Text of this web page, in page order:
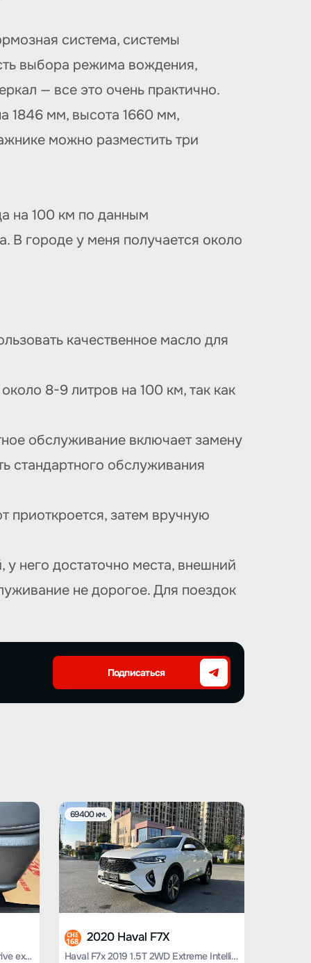
система, системы
выбора режима вождения,
— все это очень практично.
1846 мм, высота 1660 мм,
можно разместить три
на 100 км по данным
В городе у меня получается около
качественное масло для
8-9 литров на 100 км, так как
обслуживание включает замену
стандартного обслуживания
приоткроется, затем вручную
него достаточно места, внешний
не дорогое. Для поездок
Подписаться
Haval F7x 2019 1.5T two-wheel drive extremely smart tide play version
69400 км.
CHE
168 2020 Haval F7X
Haval F7x 2019 1.5T 2WD Extreme Intelligence Tide Play Edition